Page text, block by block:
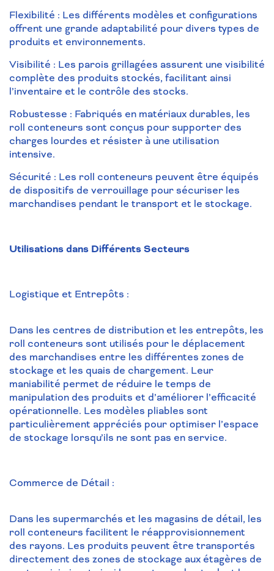
Flexibilité : Les différents modèles et configurations
offrent une grande adaptabilité pour divers types de
produits et environnements.
Visibilité : Les parois grillagées assurent une visibilité
complète des produits stockés, facilitant ainsi
l’inventaire et le contrôle des stocks.
Robustesse : Fabriqués en matériaux durables, les
roll conteneurs sont conçus pour supporter des
charges lourdes et résister à une utilisation
intensive.
Sécurité : Les roll conteneurs peuvent être équipés
de dispositifs de verrouillage pour sécuriser les
marchandises pendant le transport et le stockage.
Utilisations dans Différents Secteurs
Logistique et Entrepôts :
Dans les centres de distribution et les entrepôts, les
roll conteneurs sont utilisés pour le déplacement
des marchandises entre les différentes zones de
stockage et les quais de chargement. Leur
maniabilité permet de réduire le temps de
manipulation des produits et d’améliorer l’efficacité
opérationnelle. Les modèles pliables sont
particulièrement appréciés pour optimiser l’espace
de stockage lorsqu’ils ne sont pas en service.
Commerce de Détail :
Dans les supermarchés et les magasins de détail, les
roll conteneurs facilitent le réapprovisionnement
des rayons. Les produits peuvent être transportés
directement des zones de stockage aux étagères de